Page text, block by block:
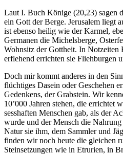
Laut I. Buch Könige (20,23) sagen
ein Gott der Berge. Jerusalem liegt
ist ebenso heilig wie der Karmel,
Germanen die Michelsberge,
Wohnsitz der Gottheit. In Notzeiten
erflehend errichten sie Fliehburgen
Doch mir kommt anderes in den
flüchtiges Dasein oder Geschehen
Gedenkens, der Grabstein. Wir
10’000 Jahren stehen, die errichtet
sesshaften Menschen gab, als der
wurde und der Mensch die
Natur sie ihm, dem Sammler und
finden wir noch heute die gleichen
Steinsetzungen wie in Etrurien, in